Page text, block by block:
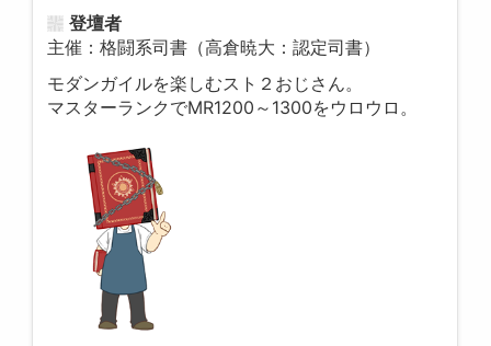
登壇者
主催：格闘系司書（高倉暁大：認定司書）
モダンガイルを楽しむスト２おじさん。
マスターランクでMR1200～1300をウロウロ。